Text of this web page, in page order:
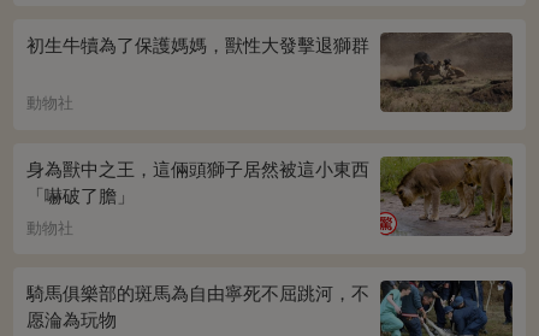
初生牛犢為了保護媽媽，獸性大發擊退獅群
動物社
身為獸中之王，這倆頭獅子居然被這小東西
「嚇破了膽」
動物社
騎馬俱樂部的斑馬為自由寧死不屈跳河，不
愿淪為玩物